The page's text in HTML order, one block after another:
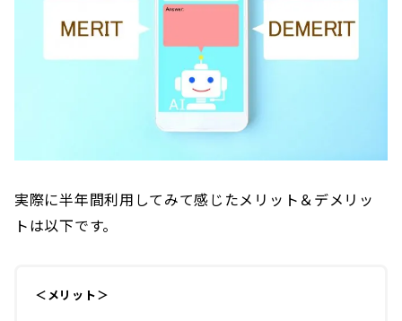
実際に半年間利用してみて感じたメリット＆デメリッ
トは以下です。
＜メリット＞